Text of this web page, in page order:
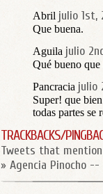
Abril julio 1st,
Que buena.
Aguila julio
Qué bueno que
Pancracia julio
Super! que
todas partes se
TRACKBACKS/
Tweets that mention
» Agencia Pinocho --